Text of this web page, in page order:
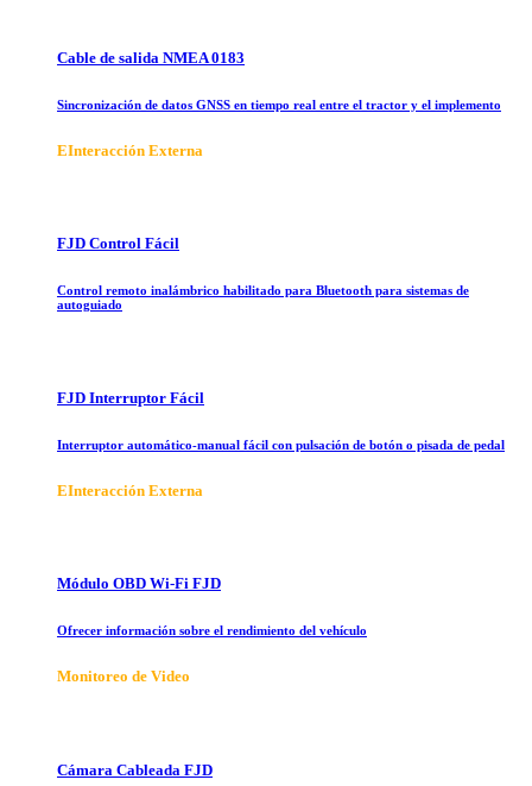
Cable de salida NMEA 0183
Sincronización de datos GNSS en tiempo real entre el tractor y el implemento
EInteracción Externa
FJD Control Fácil
Control remoto inalámbrico habilitado para Bluetooth para sistemas de
autoguiado
FJD Interruptor Fácil
Interruptor automático-manual fácil con pulsación de botón o pisada de pedal
EInteracción Externa
Módulo OBD Wi-Fi FJD
Ofrecer información sobre el rendimiento del vehículo
Monitoreo de Video
Cámara Cableada FJD